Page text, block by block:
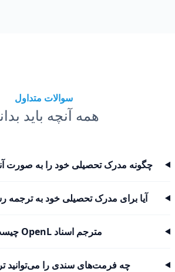
سوالات متداول
همه آنچه باید
چگونه مدرک تحصیلی خود را به صورت
آیا برای مدرک تحصیلی خود به ترجمه
مترجم اسناد OpenL چیست؟
چه فرمت‌های سندی را می‌توانید